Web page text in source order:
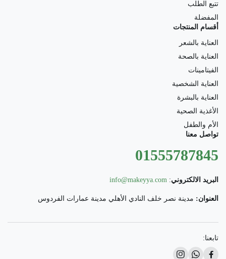
تتبع الطلب
المفضلة
أقسام المنتجات
العناية بالشعر
العناية بالصحة
الفيتامينات
العناية الشخصية
العناية بالبشرة
الأغذية الصحية
الأم والطفل
تواصل معنا
01555787845
البريد الالكتروني:
info@makeyya.com
العنوان: مدينة نصر خلف النادي الأهلي مدينة عمارات الفردوس
تابعنا: